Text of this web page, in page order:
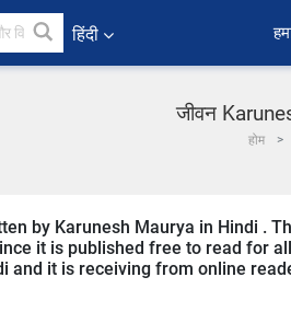
हिंदी
जीवन
होम
by Karunesh Maurya in Hindi .
it is published free to read for
and it is receiving from online